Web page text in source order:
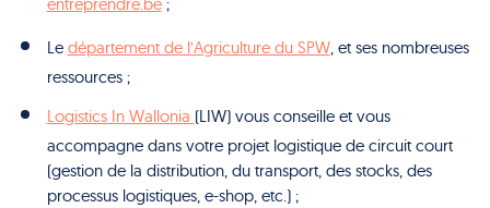
entreprendre.be;
Le département de l’Agriculture du SPW, et ses nombreuses
ressources ;
Logistics In Wallonia (LIW) vous conseille et vous
accompagne dans votre projet logistique de circuit court
(gestion de la distribution, du transport, des stocks, des
processus logistiques, e-shop, etc.) ;